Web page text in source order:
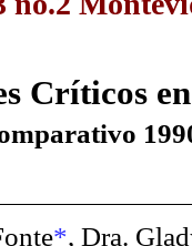
Críticos
*, Dra.